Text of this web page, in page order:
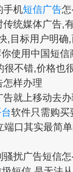
机短信广告
统媒体广告,
,目标用户明确
使用中国短信
不错,价格也
样办理
就上移动去办
软件只需购买
端口其实最简
扰广告短信怎